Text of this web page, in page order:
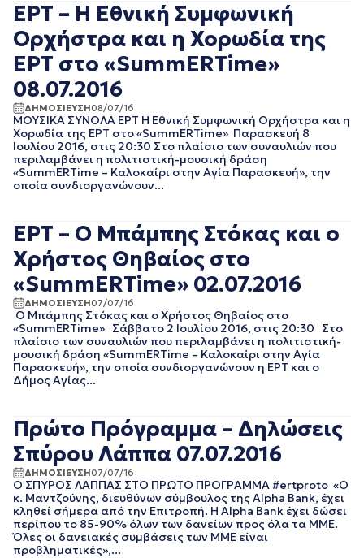
ΟΚΤΩΒΡΙΟΣ 2018
ΣΕΠΤΕΜΒΡΙΟΣ 2018
ΑΥΓΟΥΣΤΟΣ 2018
ΙΟΥΛΙΟΣ 2018
ΜΑΡΤΙΟΣ 2018
ΦΕΒΡΟΥΑΡΙΟΣ 2018
ΙΑΝΟΥΑΡΙΟΣ 2018
ΔΕΚΕΜΒΡΙΟΣ 2017
ΣΕΠΤΕΜΒΡΙΟΣ 2017
ΑΥΓΟΥΣΤΟΣ 2017
ΙΟΥΛΙΟΣ 2017
ΙΟΥΝΙΟΣ 2017
ΑΠΡΙΛΙΟΣ 2017
ΜΑΡΤΙΟΣ 2017
ΦΕΒΡΟΥΑΡΙΟΣ 2017
ΙΑΝΟΥΑΡΙΟΣ 2017
ΣΕΠΤΕΜΒΡΙΟΣ 2016
ΑΥΓΟΥΣΤΟΣ 2016
ΙΟΥΝΙΟΣ 2016
ΕΡΤ – Η Εθνική Συμφωνική
Ορχήστρα και η Χορωδία της
ΕΡΤ στο «SummERTime»
08.07.2016
ΔΗΜΟΣΙΕΥΣΗ08/07/16
ΜΟΥΣΙΚΑ ΣΥΝΟΛΑ ΕΡΤ Η Εθνική Συμφωνική Ορχήστρα και η
Χορωδία της ΕΡΤ στο «SummERTime» Παρασκευή 8
Ιουλίου 2016, στις 20:30 Στο πλαίσιο των συναυλιών που
περιλαμβάνει η πολιτιστική-μουσική δράση
«SummERTime – Καλοκαίρι στην Αγία Παρασκευή», την
οποία συνδιοργανώνουν...
ΕΡΤ – Ο Μπάμπης Στόκας και ο
Χρήστος Θηβαίος στο
«SummERTime» 02.07.2016
ΔΗΜΟΣΙΕΥΣΗ07/07/16
Ο Μπάμπης Στόκας και ο Χρήστος Θηβαίος στο
«SummERTime» Σάββατο 2 Ιουλίου 2016, στις 20:30 Στο
πλαίσιο των συναυλιών που περιλαμβάνει η πολιτιστική-
μουσική δράση «SummERTime – Καλοκαίρι στην Αγία
Παρασκευή», την οποία συνδιοργανώνουν η ΕΡΤ και ο
Δήμος Αγίας...
Πρώτο Πρόγραμμα – Δηλώσεις
Σπύρου Λάππα 07.07.2016
ΔΗΜΟΣΙΕΥΣΗ07/07/16
Ο ΣΠΥΡΟΣ ΛΑΠΠΑΣ ΣΤΟ ΠΡΩΤΟ ΠΡΟΓΡΑΜΜΑ #ertproto «Ο
κ. Μαντζούνης, διευθύνων σύμβουλος της Alpha Bank, έχει
κληθεί σήμερα από την Επιτροπή. Η Alpha Bank έχει δώσει
περίπου το 85-90% όλων των δανείων προς όλα τα ΜΜΕ.
Όλες οι δανειακές συμβάσεις των ΜΜΕ είναι
προβληματικές»,...